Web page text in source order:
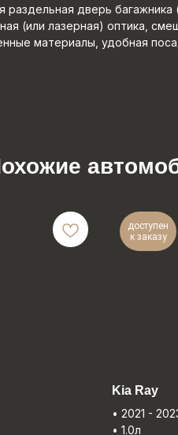
дверь багажника
(или лазерная) оптика,
материалы, удобная
доступен
к заказу
Kia Ray
• 2021 -
• 1.0л